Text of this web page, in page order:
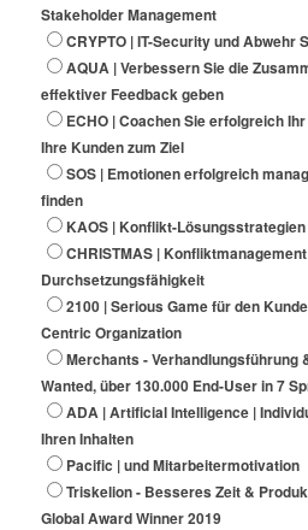
Stakeholder Management
CRYPTO | IT-Security und Abwehr
AQUA | Verbessern Sie die
effektiver Feedback geben
ECHO | Coachen Sie erfolgreich
Ihre Kunden zum Ziel
SOS | Emotionen erfolgreich
finden
KAOS | Konflikt-Lösungsstrategien
CHRISTMAS |
Durchsetzungsfähigkeit
2100 | Serious Game für den
Centric Organization
Merchants - Verhandlungsführung
Wanted, über 130.000 End-User in 7
ADA | Artificial Intelligence |
Ihren Inhalten
Pacific | und Mitarbeitermotivation
Triskelion - Besseres Zeit &
Global Award Winner 2019